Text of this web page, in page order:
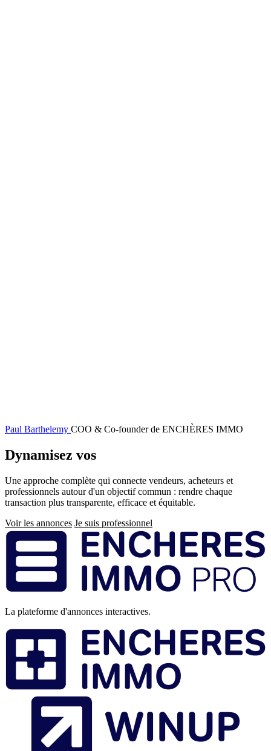
Paul Barthelemy COO & Co-founder de ENCHÈRES IMMO
Dynamisez vos
Une approche complète qui connecte vendeurs, acheteurs et
professionnels autour d'un objectif commun : rendre chaque
transaction plus transparente, efficace et équitable.
Voir les annonces Je suis professionnel
Pied
de
page
La plateforme d'annonces interactives.